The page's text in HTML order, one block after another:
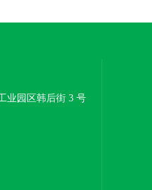
业园区韩后街 3 号